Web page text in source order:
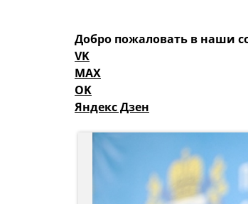
Добро пожаловать в наши
VK
MAX
OK
Яндекс Дзен